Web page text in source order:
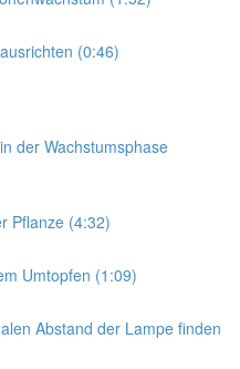
(0:46)
der Wachstumsphase
Pflanze (4:32)
Umtopfen (1:09)
Abstand der Lampe finden